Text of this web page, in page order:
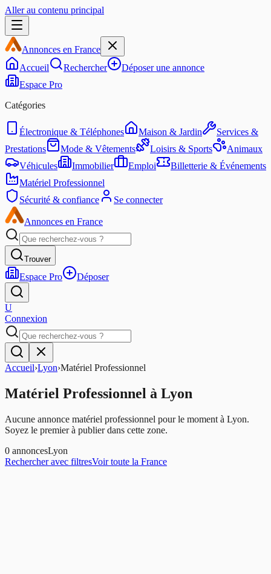
Aller au contenu principal
Annonces en France
Accueil
Rechercher
Déposer une annonce
Espace Pro
Catégories
Électronique & Téléphones Maison & Jardin
Services &
Prestations
Mode & Vêtements Loisirs & Sports
Animaux
Véhicules
Immobilier Emploi
Billetterie & Événements
Matériel Professionnel
Sécurité & confiance
Se connecter
Annonces en France
Trouver
Espace Pro Déposer
U
Connexion
Accueil›Lyon›Matériel Professionnel
Matériel Professionnel à Lyon
Aucune annonce matériel professionnel pour le moment à Lyon.
Soyez le premier à publier dans cette zone.
0 annoncesLyon
Rechercher avec filtresVoir toute la France